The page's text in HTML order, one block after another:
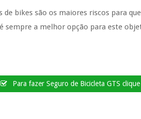
bikes são os maiores riscos para
é sempre a melhor opção para este
Para fazer Seguro de Bicicleta GTS